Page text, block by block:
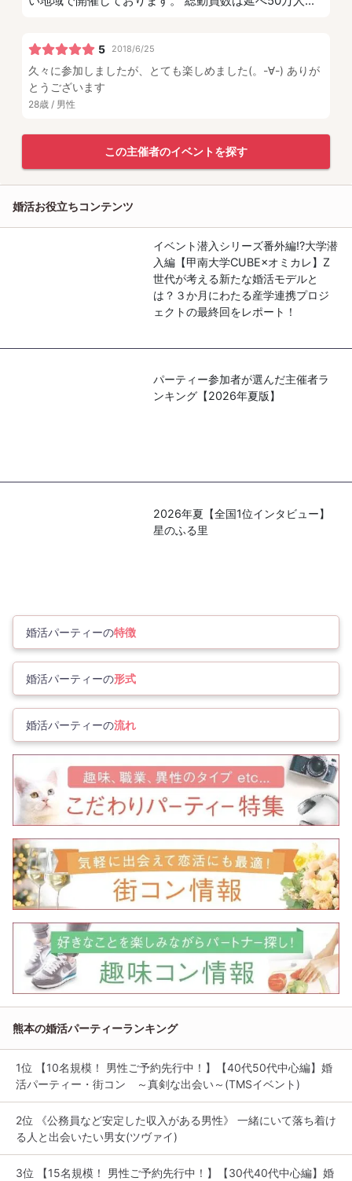
5 2018/6/25
久々に参加しましたが、とても楽しめました(。-∀-) ありが
とうございます
28歳 / 男性
この主催者のイベントを探す
婚活お役立ちコンテンツ
イベント潜入シリーズ番外編⁉大学潜
入編【甲南大学CUBE×オミカレ】Z
世代が考える新たな婚活モデルと
は？３か月にわたる産学連携プロジ
ェクトの最終回をレポート！
パーティー参加者が選んだ主催者ラ
ンキング【2026年夏版】
2026年夏【全国1位インタビュー】
星のふる里
婚活パーティーの特徴
婚活パーティーの形式
婚活パーティーの流れ
熊本の婚活パーティーランキング
1位 【10名規模！ 男性ご予約先行中！】【40代50代中心編】婚
活パーティー・街コン ～真剣な出会い～(TMSイベント)
2位 《公務員など安定した収入がある男性》 一緒にいて落ち着け
る人と出会いたい男女(ツヴァイ)
3位 【15名規模！ 男性ご予約先行中！】【30代40代中心編】婚